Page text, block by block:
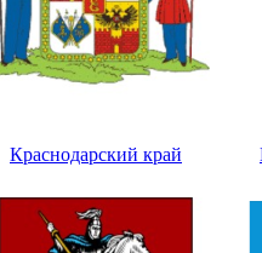
Краснодарский край